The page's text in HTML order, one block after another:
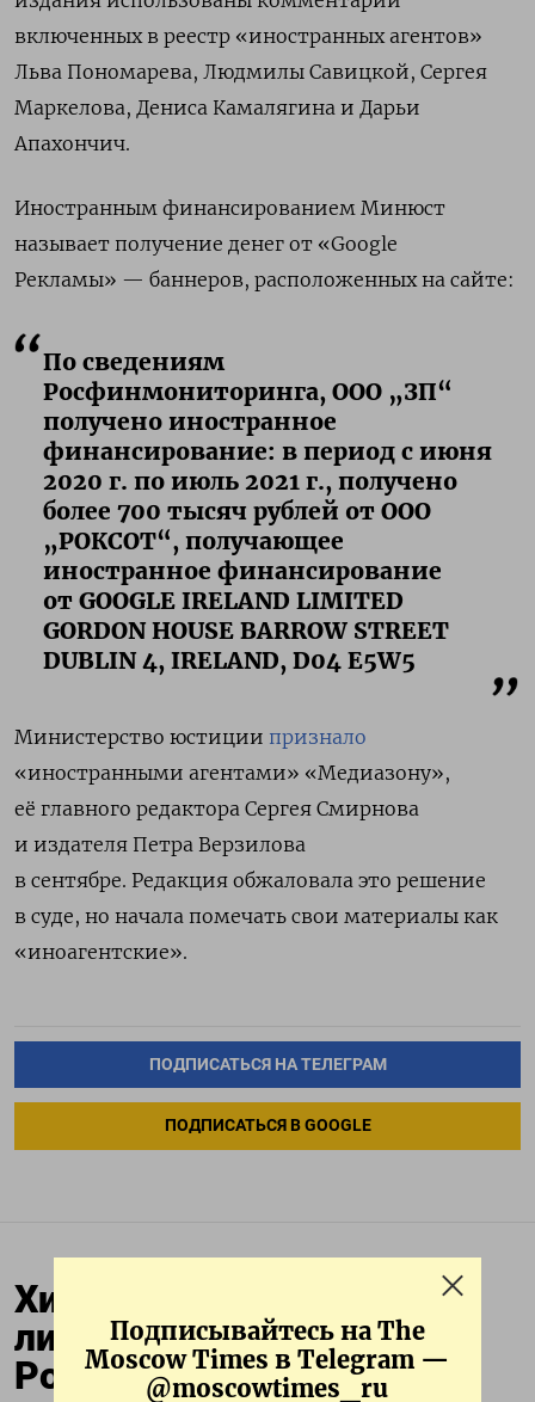
Подписывайтесь на The
Moscow Times в Telegram —
@moscowtimes_ru
включенных в реестр «иностранных агентов»
Льва Пономарева, Людмилы Савицкой, Сергея
Маркелова, Дениса Камалягина и Дарьи
Апахончич.
Иностранным финансированием Минюст
называет получение денег от «Google
Рекламы» — баннеров, расположенных на сайте:
По сведениям
Росфинмониторинга, ООО „ЗП“
получено иностранное
финансирование: в период с июня
2020 г. по июль 2021 г., получено
более 700 тысяч рублей от ООО
„РОКСОТ“, получающее
иностранное финансирование
от GOOGLE IRELAND LIMITED
GORDON HOUSE BARROW STREET
DUBLIN 4, IRELAND, D04 E5W5
Министерство юстиции признало
«иностранными агентами» «Медиазону»,
её главного редактора Сергея Смирнова
и издателя Петра Верзилова
в сентябре. Редакция обжаловала это решение
в суде, но начала помечать свои материалы как
«иноагентские».
ПОДПИСАТЬСЯ НА ТЕЛЕГРАМ
ПОДПИСАТЬСЯ В GOOGLE
Хинштейн предложил
лишать гражданства
России оппозиционеров